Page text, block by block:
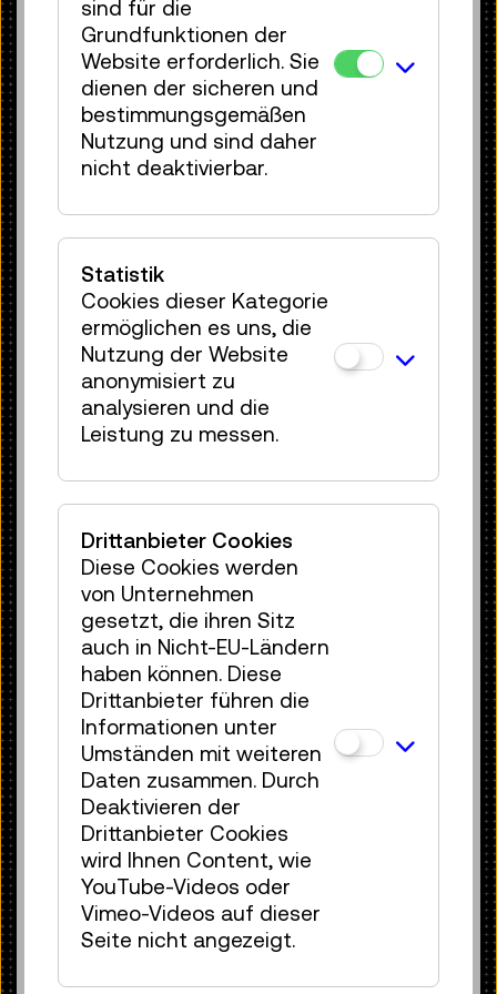
Computertechnik, Medizinelektronik und
künstliche Intelligenz bildet.
Vom Reinraum bis ins Herz – ein
Allround-Talent
Doch der EMG 102 war nicht nur ein
Werkzeug für die Mikrochipwelt. An der
Fakultät für Elektrotechnik der TU Wien
diente er als vielseitiges
Forschungsinstrument: Mit ihm wurden
schon in den 1970er-Jahren winzige
Strukturen in Photolacken –
lichtempfindlichen Beschichtungen –
erzeugt, aber auch medizinische
Anwendungen erprobt – etwa das
Entfernen von Ablagerungen in
Herzkranzgefäßen oder das Reinigen
von Zahnwurzelkanälen. Das Laserlicht
wurde dafür über eine spezielle
Glasfaser in den Körper eingekoppelt.
Excimer-Laser EMG 102 mit Vakuumpumpe
© Technisches Museum Wien
Eine wichtige, wenn auch unscheinbare
sind für die
Grundfunktionen der
Website erforderlich. Sie
dienen der sicheren und
bestimmungsgemäßen
Nutzung und sind daher
nicht deaktivierbar.
Statistik
Cookies dieser Kategorie
ermöglichen es uns, die
Nutzung der Website
anonymisiert zu
analysieren und die
Leistung zu messen.
Drittanbieter Cookies
Diese Cookies werden
von Unternehmen
gesetzt, die ihren Sitz
auch in Nicht-EU-Ländern
haben können. Diese
Drittanbieter führen die
Informationen unter
Umständen mit weiteren
Daten zusammen. Durch
Deaktivieren der
Drittanbieter Cookies
wird Ihnen Content, wie
YouTube-Videos oder
Vimeo-Videos auf dieser
Seite nicht angezeigt.